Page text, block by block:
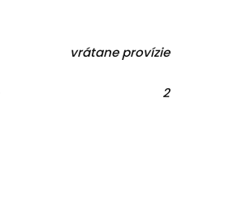
vrátane provízie
2